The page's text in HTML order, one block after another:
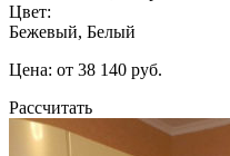
Цвет:
Бежевый, Белый
Цена: от 38 140 руб.
Рассчитать